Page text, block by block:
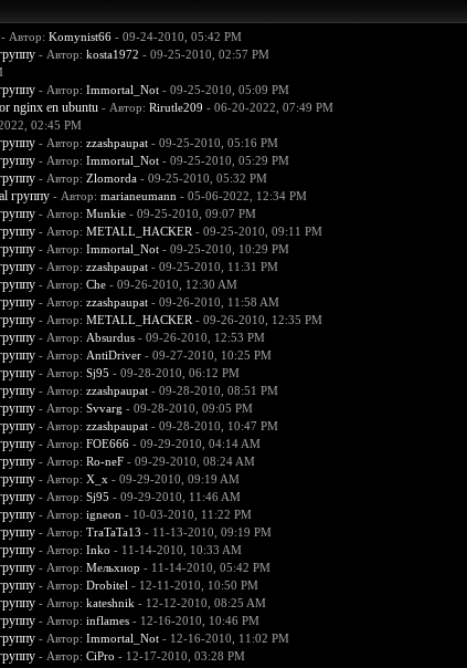
- Автор: Komynist66- 09-24-2010, 05:42 PM
- Автор: kosta1972 - 09-25-2010, 02:57 PM
- Автор: Immortal_Not- 09-25-2010, 05:09 PM
nginx en ubuntu - Автор: Rirutle209 - 06-20-2022, 07:49 PM
02:45 PM
- Автор: zzashpaupat- 09-25-2010, 05:16 PM
- Автор: Immortal_Not- 09-25-2010, 05:29 PM
- Автор: Zlomorda- 09-25-2010, 05:32 PM
группу - Автор: marianeumann - 05-06-2022, 12:34 PM
- Автор: Munkie- 09-25-2010, 09:07 PM
- Автор: METALL_HACKER - 09-25-2010, 09:11 PM
- Автор: Immortal_Not- 09-25-2010, 10:29 PM
- Автор: zzashpaupat- 09-25-2010, 11:31 PM
- Автор: Che- 09-26-2010, 12:30 AM
- Автор: zzashpaupat- 09-26-2010, 11:58 AM
- Автор: METALL_HACKER - 09-26-2010, 12:35 PM
- Автор: Absurdus- 09-26-2010, 12:53 PM
- Автор: AntiDriver- 09-27-2010, 10:25 PM
- Автор: Sj95 - 09-28-2010, 06:12 PM
- Автор: zzashpaupat- 09-28-2010, 08:51 PM
- Автор: Svvarg - 09-28-2010, 09:05 PM
- Автор: zzashpaupat- 09-28-2010, 10:47 PM
- Автор: FOE666- 09-29-2010, 04:14 AM
- Автор: Ro-neF- 09-29-2010, 08:24 AM
- Автор: X_x - 09-29-2010, 09:19 AM
- Автор: Sj95 - 09-29-2010, 11:46 AM
- Автор: igneon - 10-03-2010, 11:22 PM
- Автор: TraTaTa13 - 11-13-2010, 09:19 PM
- Автор: Inko - 11-14-2010, 10:33 AM
- Автор: Мельхиор - 11-14-2010, 05:42 PM
- Автор: Drobitel - 12-11-2010, 10:50 PM
- Автор: kateshnik - 12-12-2010, 08:25 AM
- Автор: inflames- 12-16-2010, 10:46 PM
- Автор: Immortal_Not- 12-16-2010, 11:02 PM
- Автор: CiPro - 12-17-2010, 03:28 PM